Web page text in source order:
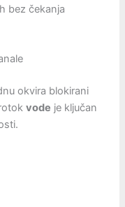
bez čekanja
okvira blokirani
vode je ključan